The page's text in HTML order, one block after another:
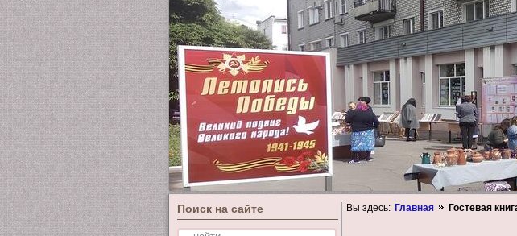
Поиск на сайте Вы здесь: Главная Гостевая